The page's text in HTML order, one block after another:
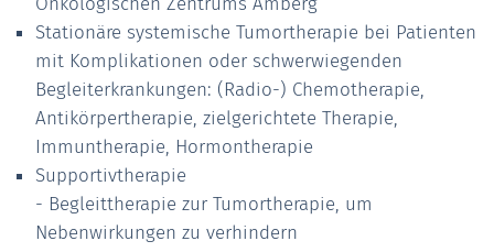
Stationäre systemische Tumortherapie bei Patienten
mit Komplikationen oder schwerwiegenden
Begleiterkrankungen: (Radio-) Chemotherapie,
Antikörpertherapie, zielgerichtete Therapie,
Immuntherapie, Hormontherapie
Supportivtherapie
- Begleittherapie zur Tumortherapie, um
Nebenwirkungen zu verhindern